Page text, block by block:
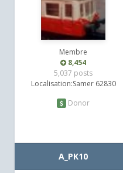
Membre
8,454
5,037 posts
Localisation:Samer 62830
Donor
A_PK10